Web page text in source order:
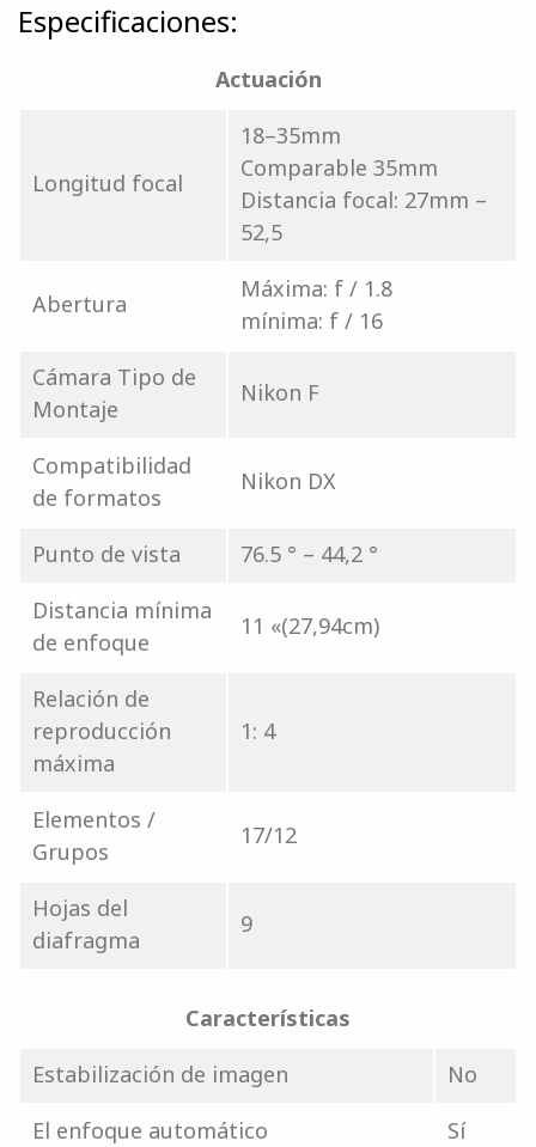
Especificaciones:
Actuación
Longitud focal
18–35mm
Comparable 35mm
Distancia focal: 27mm –
52,5
Abertura
Máxima: f / 1.8
mínima: f / 16
Cámara Tipo de
Montaje
Nikon F
Compatibilidad
de formatos
Nikon DX
Punto de vista
76.5 ° – 44,2 °
Distancia mínima
de enfoque
11 «(27,94cm)
Relación de
reproducción
máxima
1: 4
Elementos /
Grupos
17/12
Hojas del
diafragma
9
Características
Estabilización de imagen
No
El enfoque automático
Sí